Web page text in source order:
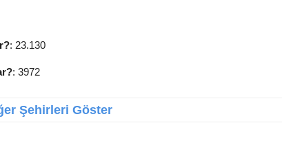
: 23.130
: 3972
Şehirleri Göster